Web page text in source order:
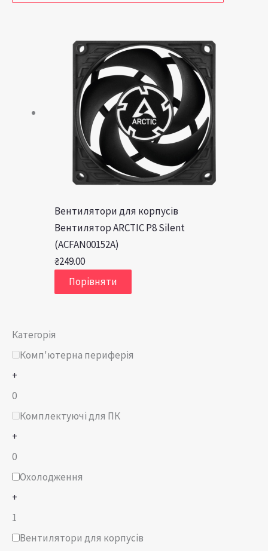
Категорія
Комп'ютерна периферія
+
0
Комплектуючі для ПК
+
0
Охолодження
+
1
Вентилятори для корпусів
Вентилятори для корпусів
Вентилятор ARCTIC P8 Silent
(ACFAN00152A)
₴249.00
Порівняти